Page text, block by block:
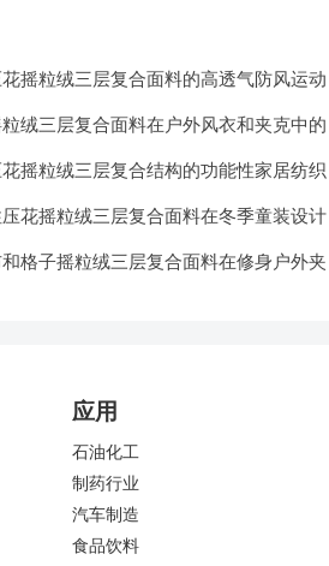
摇粒绒三层复合面料的高透气防风运
绒三层复合面料在户外风衣和夹克中
摇粒绒三层复合结构的功能性家居纺
花摇粒绒三层复合面料在冬季童装设
格子摇粒绒三层复合面料在修身户外
应用
石油化工
制药行业
汽车制造
食品饮料